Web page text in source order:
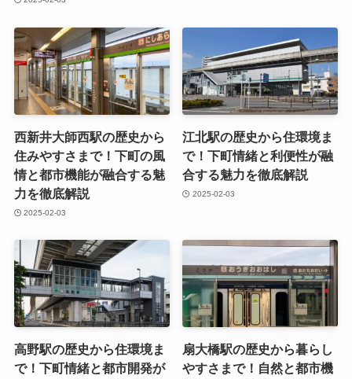
西新井大師西駅の歴史から
住みやすさまで！下町の風
情と都市機能が融合する魅
力を徹底解説
2025-02-03
江北駅の歴史から住環境ま
で！下町情緒と利便性が融
合する魅力を徹底解説
2025-02-03
高野駅の歴史から住環境ま
で！下町情緒と都市開発が
扇大橋駅の歴史から暮らし
やすさまで！自然と都市機